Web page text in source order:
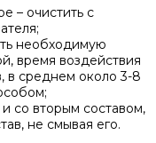
– очистить с
необходимую
время воздействия
в среднем около 3-8
со вторым составом,
не смывая его.